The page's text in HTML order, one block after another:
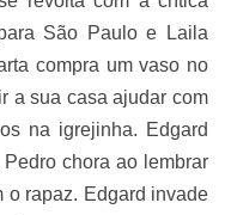
São Paulo e Laila
compra um vaso no
a sua casa ajudar com
na igrejinha. Edgard
chora ao lembrar
o rapaz. Edgard invade